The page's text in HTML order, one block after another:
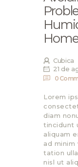
Home
Cubica
21 de
0
Lorem
diam
tincidunt
aliquam
ad minim
tation
nisl ut